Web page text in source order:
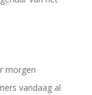
morgen
vandaag al